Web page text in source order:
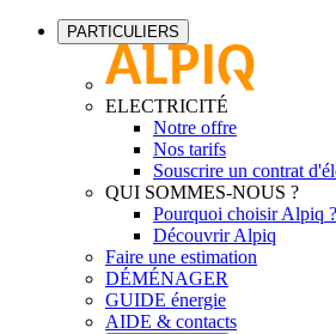
PARTICULIERS
ELECTRICITÉ
Notre offre
Nos tarifs
Souscrire un contrat
QUI SOMMES-NOUS ?
Pourquoi choisir Alpiq ?
Découvrir Alpiq
Faire une estimation
DÉMÉNAGER
GUIDE énergie
AIDE & contacts